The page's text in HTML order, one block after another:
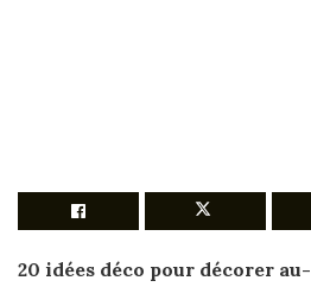
20 idées déco pour décorer au-